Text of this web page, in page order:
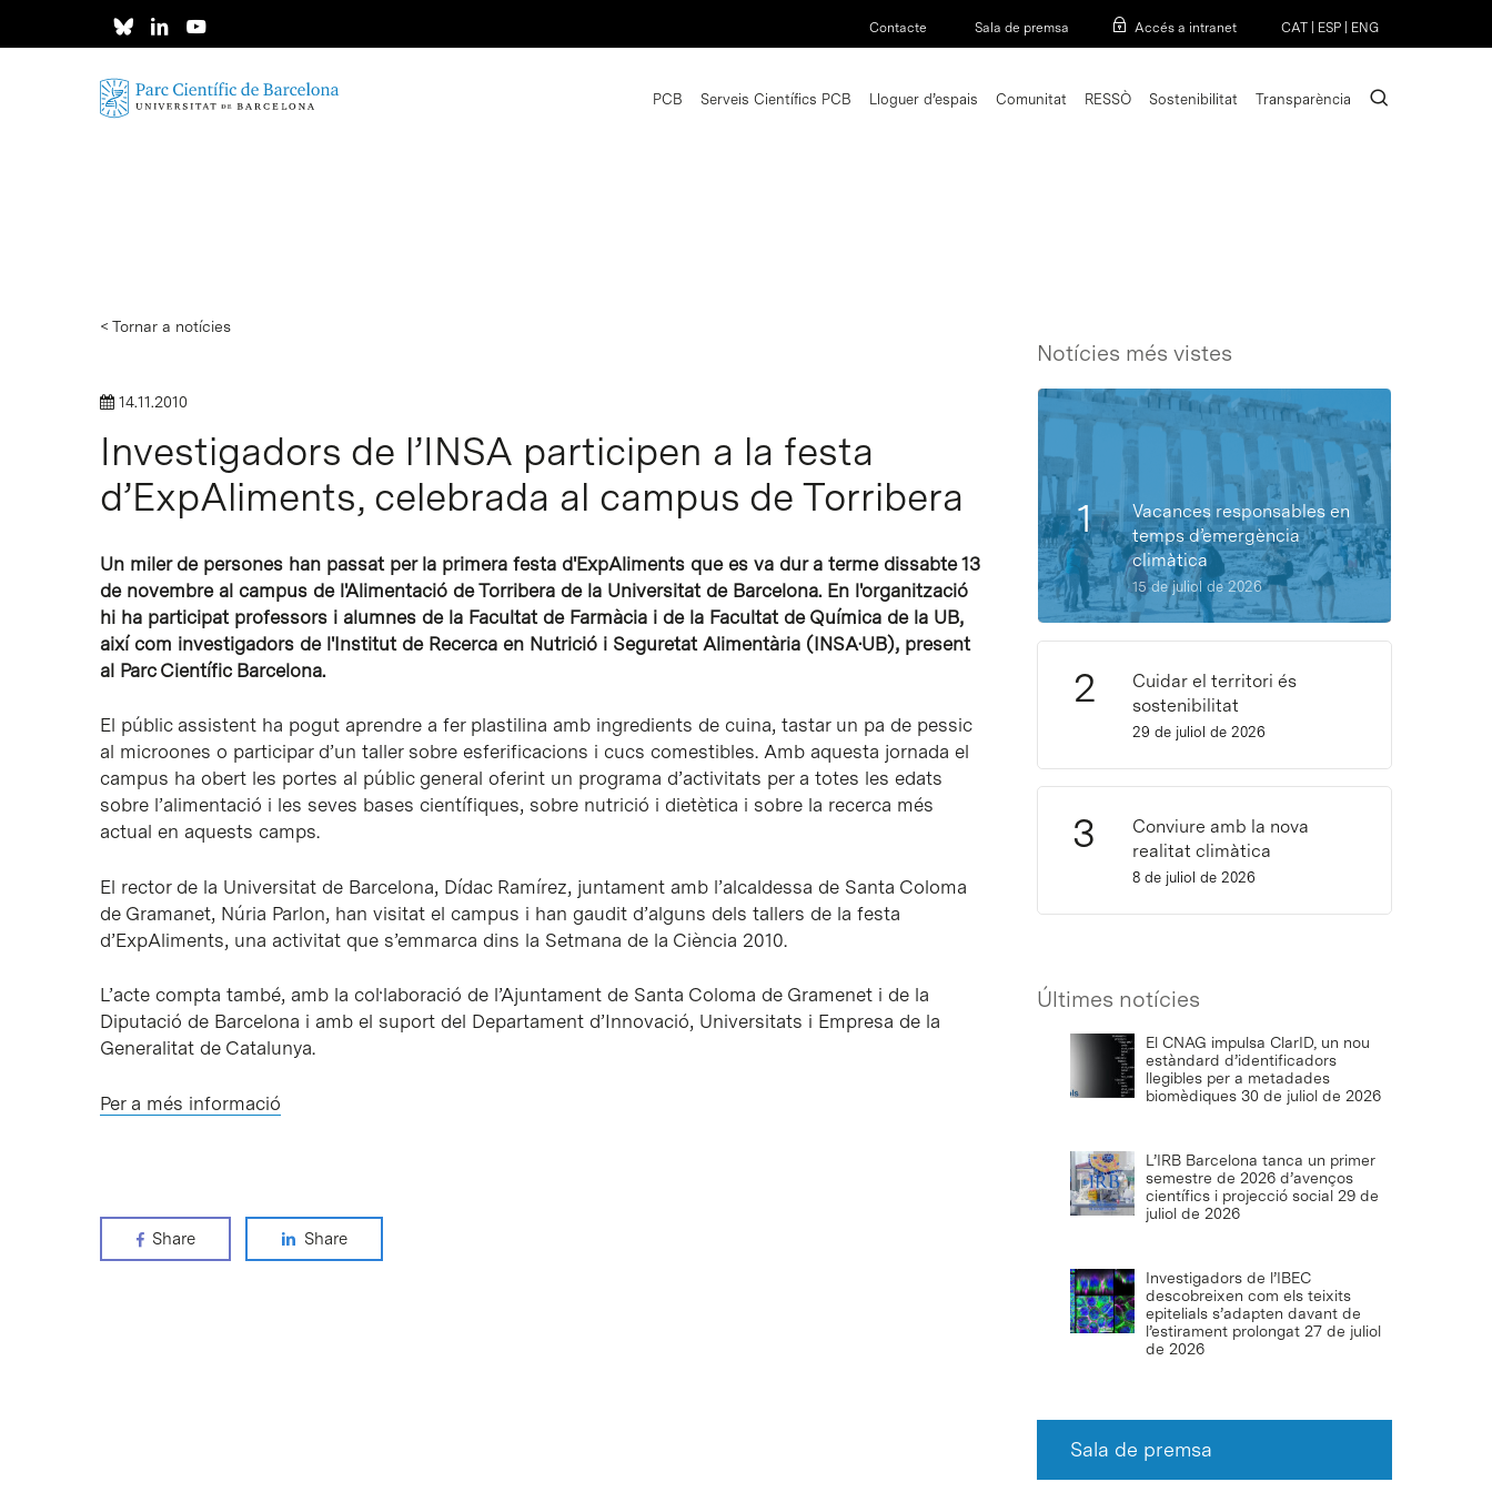
Contacte Sala de premsa Accés a intranet CAT ESP ENG
Intro per buscar o ESC per tancar
PCB Serveis Científics PCB Lloguer d’espais Comunitat RESSÒ Sostenibilitat Transparència search
< Tornar a notícies
14.11.2010
Investigadors de l’INSA participen a la festa
d’ExpAliments, celebrada al campus de Torribera
Un miler de persones han passat per la primera festa d'ExpAliments que es va dur a terme dissabte 13
de novembre al campus de l'Alimentació de Torribera de la Universitat de Barcelona. En l'organització
hi ha participat professors i alumnes de la Facultat de Farmàcia i de la Facultat de Química de la UB,
així com investigadors de l'Institut de Recerca en Nutrició i Seguretat Alimentària (INSA·UB), present
al Parc Científic Barcelona.
El públic assistent ha pogut aprendre a fer plastilina amb ingredients de cuina, tastar un pa de pessic
al microones o participar d’un taller sobre esferificacions i cucs comestibles. Amb aquesta jornada el
campus ha obert les portes al públic general oferint un programa d’activitats per a totes les edats
sobre l’alimentació i les seves bases científiques, sobre nutrició i dietètica i sobre la recerca més
actual en aquests camps.
El rector de la Universitat de Barcelona, Dídac Ramírez, juntament amb l’alcaldessa de Santa Coloma
de Gramanet, Núria Parlon, han visitat el campus i han gaudit d’alguns dels tallers de la festa
d’ExpAliments, una activitat que s’emmarca dins la Setmana de la Ciència 2010.
L’acte compta també, amb la col·laboració de l’Ajuntament de Santa Coloma de Gramenet i de la
Diputació de Barcelona i amb el suport del Departament d’Innovació, Universitats i Empresa de la
Generalitat de Catalunya.
Per a més informació
Share Share
Notícies més vistes
Vacances responsables en
temps d’emergència
climàtica
15 de juliol de 2026
Cuidar el territori és
sostenibilitat
29 de juliol de 2026
Conviure amb la nova
realitat climàtica
8 de juliol de 2026
Últimes notícies
El CNAG impulsa ClarID, un nou
estàndard d’identificadors
llegibles per a metadades
biomèdiques 30 de juliol de 2026
L’IRB Barcelona tanca un primer
semestre de 2026 d’avenços
científics i projecció social 29 de
juliol de 2026
Investigadors de l’IBEC
descobreixen com els teixits
epitelials s’adapten davant de
l’estirament prolongat 27 de juliol
de 2026
Sala de premsa